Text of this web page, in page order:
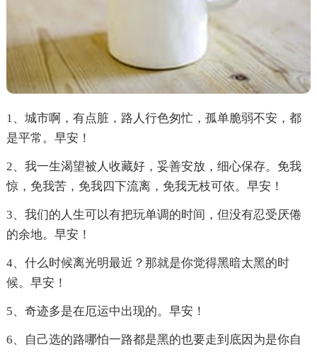
1、城市啊，有点脏，路人行色匆忙，孤单脆弱不安，都
是平常。早安！
2、我一生渴望被人收藏好，妥善安放，细心保存。免我
惊，免我苦，免我四下流离，免我无枝可依。早安！
3、我们的人生可以有把玩单调的时间，但没有忍受厌倦
的余地。早安！
4、什么时候离光明最近？那就是你觉得黑暗太黑的时
候。早安！
5、奇迹多是在厄运中出现的。早安！
6、自己选的路哪怕一路都是黑的也要走到底因为是你自